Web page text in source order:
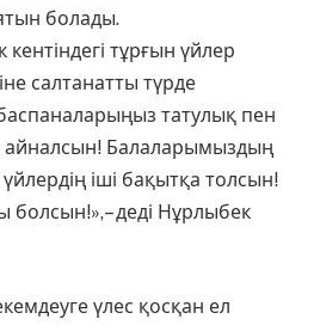
болады.
кентіндегі тұрғын үйлер
салтанатты түрде
татулық пен
айналсын! Балаларымыздың
іші бақытқа толсын!
болсын!»,– деді Нұрлыбек
үлес қосқан ел